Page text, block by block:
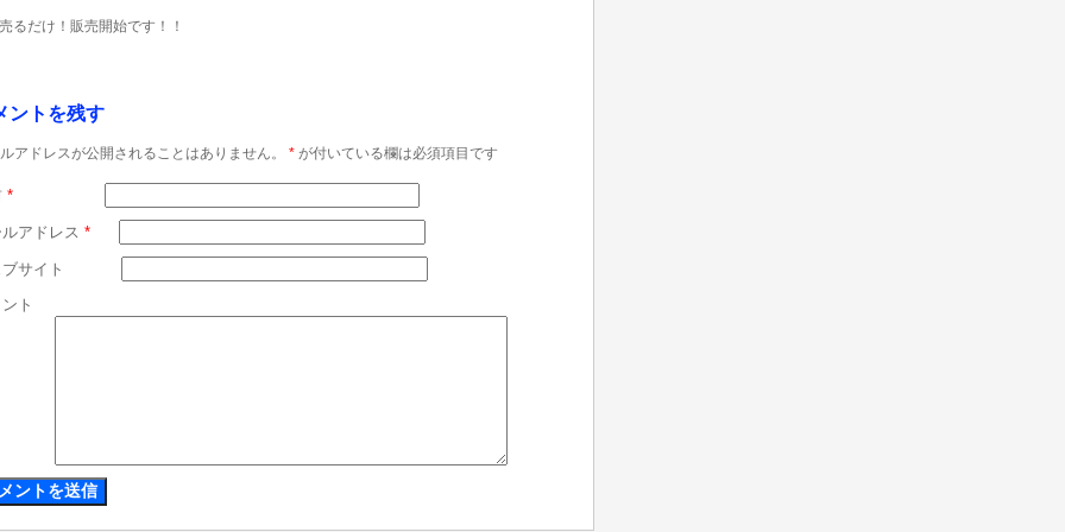
るだけ！販売開始です！！
ントを残す
アドレスが公開されることはありません。 *が付いている欄は必須項目です
*
ルアドレス *
サイト
ト